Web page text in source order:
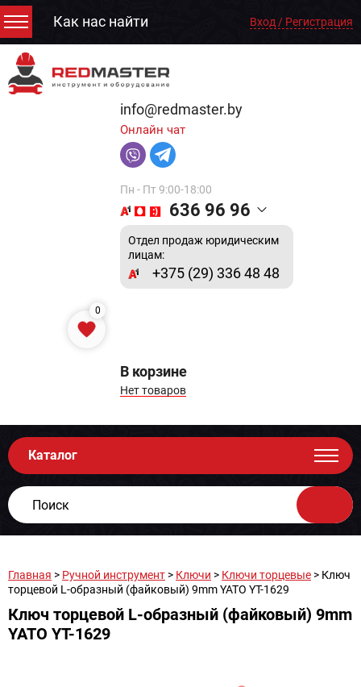
Как нас найти Вход / Регистрация
info@redmaster.by
Онлайн чат
Пн - Пт 9:00-18:00
636 96 96
Отдел продаж юридическим
лицам:
+375 (29) 336 48 48
0
В корзине
Нет товаров
Каталог
Главная > Ручной инструмент > Ключи > Ключи торцевые > Ключ
торцевой L-образный (файковый) 9mm YATO YT-1629
Ключ торцевой L-образный (файковый) 9mm
YATO YT-1629